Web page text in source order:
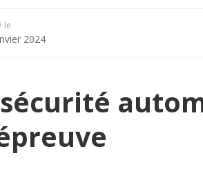
le
2024